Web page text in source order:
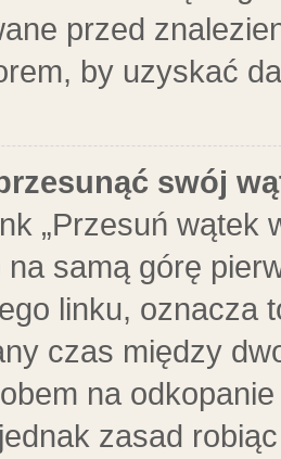
przed
by uzyskać
swój
„Przesuń wątek
samą górę
linku, oznacza
czas między
na
zasad